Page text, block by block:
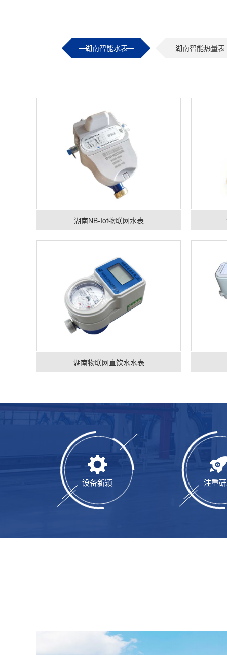
湖南智能水表 湖南智能热量表
湖南NB-Iot物联网水表
湖南物联网直饮水水表
设备新颖 注重